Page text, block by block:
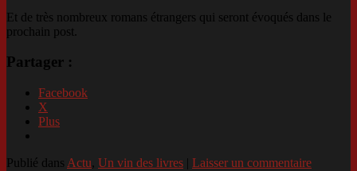
Et de très nombreux romans étrangers qui seront évoqués dans le
prochain post.
Partager :
Facebook
X
Plus
Publié dans Actu, Un vin des livres | Laisser un commentaire